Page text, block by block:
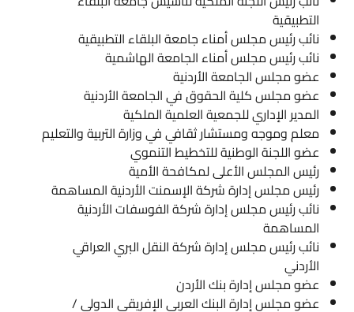
التطبيقية
نائب رئيس مجلس أمناء جامعة البلقاء التطبيقية
نائب رئيس مجلس أمناء الجامعة الهاشمية
عضو مجلس الجامعة الأردنية
عضو مجلس كلية الحقوق في الجامعة الأردنية
المدير الإداري للجمعية العلمية الملكية
معلم وموجه ومستشار ثقافي في وزارة التربية والتعليم
عضو اللجنة الوطنية للتخطيط التنموي
رئيس المجلس الأعلى لمكافحة الأمية
رئيس مجلس إدارة شركة الإسمنت الأردنية المساهمة
نائب رئيس مجلس إدارة شركة الفوسفات الأردنية
المساهمة
نائب رئيس مجلس إدارة شركة النقل البري العراقي
الأردني
عضو مجلس إدارة بنك الأردن
عضو مجلس إدارة البنك العربي الإفريقي الدولي /